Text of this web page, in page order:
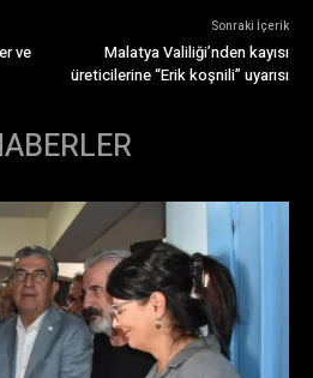
ve
Sonraki İçerik
Malatya Valiliği’nden kayısı
üreticilerine “Erik koşnili” uyarısı